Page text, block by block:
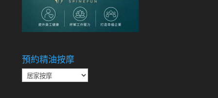
預約精油按摩
預
約